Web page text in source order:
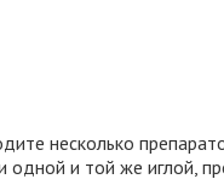
несколько
одной и той же иглой,